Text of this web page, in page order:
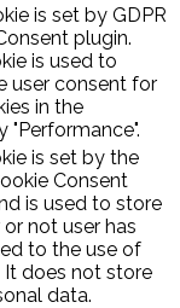
is set by GDPR
plugin.
is used to
user consent for
in the
"Performance".
is set by the
Consent
is used to store
not user has
to the use of
It does not store
data.